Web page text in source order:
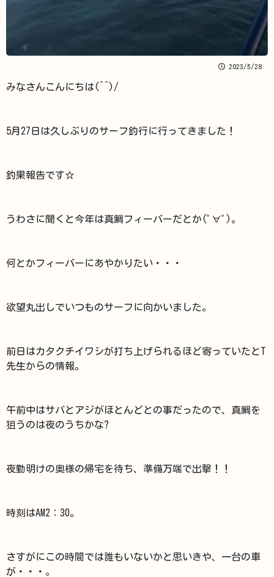
2023/5/28
みなさんこんにちは(^^)/
5月27日は久しぶりのサーフ釣行に行ってきました！
釣果報告です☆
うわさに聞くと今年は真鯛フィーバーだとか(ﾟ∀ﾟ)。
何とかフィーバーにあやかりたい・・・
欲望丸出しでいつものサーフに向かいました。
前日はカタクチイワシが打ち上げられるほど寄っていたとT
先生からの情報。
午前中はサバとアジがほとんどとの事だったので、真鯛を
狙うのは夜のうちかな?
夜勤明けの奥様の帰宅を待ち、準備万端で出撃！！
時刻はAM2：30。
さすがにこの時間では誰もいないかと思いきや、一台の車
が・・・。